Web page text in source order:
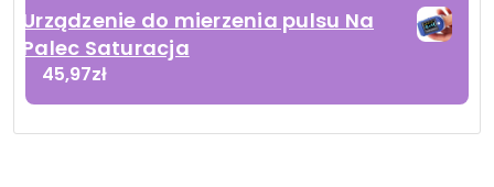
Urządzenie do mierzenia pulsu Na
Palec Saturacja
45,97zł